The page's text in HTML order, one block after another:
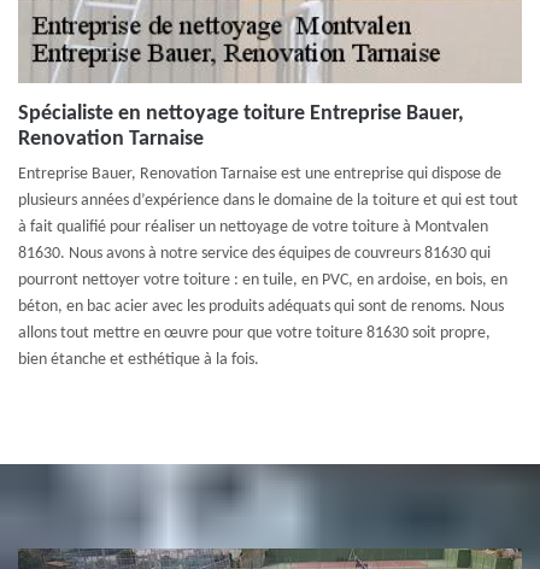
Spécialiste en nettoyage toiture Entreprise Bauer,
Renovation Tarnaise
Entreprise Bauer, Renovation Tarnaise est une entreprise qui dispose de
plusieurs années d’expérience dans le domaine de la toiture et qui est tout
à fait qualifié pour réaliser un nettoyage de votre toiture à Montvalen
81630. Nous avons à notre service des équipes de couvreurs 81630 qui
pourront nettoyer votre toiture : en tuile, en PVC, en ardoise, en bois, en
béton, en bac acier avec les produits adéquats qui sont de renoms. Nous
allons tout mettre en œuvre pour que votre toiture 81630 soit propre,
bien étanche et esthétique à la fois.